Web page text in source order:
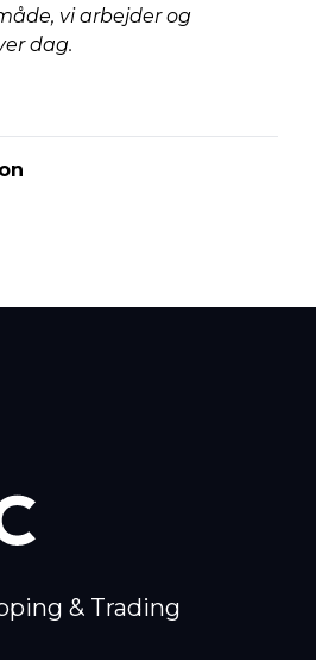
vi arbejder og
dag.
& Trading